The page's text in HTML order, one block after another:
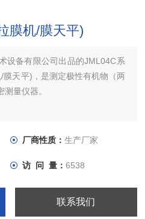
膜机/膜天平)
设备有限公司出品的JML04C系
天平)，是测定极性有机物（两
量仪器。
厂商性质： 生产厂家
访 问 量： 6538
联系我们